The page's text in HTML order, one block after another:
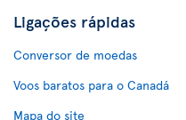
Ligações rápidas
Conversor de moedas
Voos baratos para o Canadá
Mapa do site